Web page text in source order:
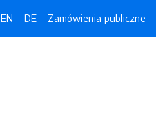
EN DE Zamówienia publiczne